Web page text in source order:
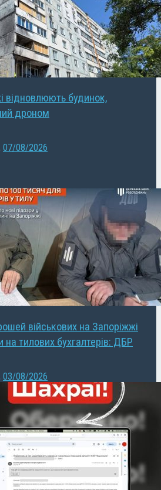
відновлюють будинок,
дроном
07/08/2026
військових на Запоріжжі
на тилових бухгалтерів: ДБР
03/08/2026